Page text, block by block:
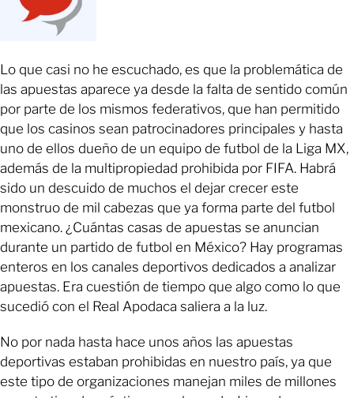
Lo que casi no he escuchado, es que la problemática de
las apuestas aparece ya desde la falta de sentido común
por parte de los mismos federativos, que han permitido
que los casinos sean patrocinadores principales y hasta
uno de ellos dueño de un equipo de futbol de la Liga MX,
además de la multipropiedad prohibida por FIFA. Habrá
sido un descuido de muchos el dejar crecer este
monstruo de mil cabezas que ya forma parte del futbol
mexicano. ¿Cuántas casas de apuestas se anuncian
durante un partido de futbol en México? Hay programas
enteros en los canales deportivos dedicados a analizar
apuestas. Era cuestión de tiempo que algo como lo que
sucedió con el Real Apodaca saliera a la luz.
No por nada hasta hace unos años las apuestas
deportivas estaban prohibidas en nuestro país, ya que
este tipo de organizaciones manejan miles de millones